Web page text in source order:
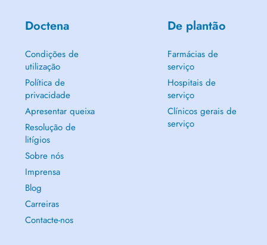
Doctena
Condições de
utilização
Política de
privacidade
Apresentar queixa
Resolução de
litígios
Sobre nós
Imprensa
Blog
Carreiras
Contacte-nos
De plantão
Farmácias de
serviço
Hospitais de
serviço
Clínicos gerais de
serviço